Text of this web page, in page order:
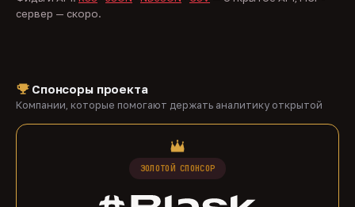
сервер — скоро.
Спонсоры проекта
Компании, которые помогают держать аналитику открытой
ЗОЛОТОЙ СПОНСОР